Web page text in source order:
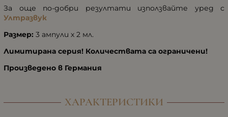
За още по-добри резултати използвайте уред с
Ултразвук
Размер: 3 ампули х 2 мл.
Лимитирана серия! Количествата са ограничени!
Произведено в Германия
ХАРАКТЕРИСТИКИ